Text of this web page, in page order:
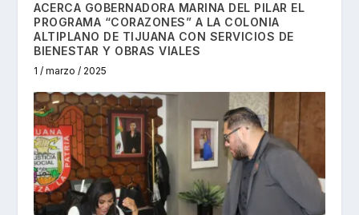
ACERCA GOBERNADORA MARINA DEL PILAR EL
PROGRAMA “CORAZONES” A LA COLONIA
ALTIPLANO DE TIJUANA CON SERVICIOS DE
BIENESTAR Y OBRAS VIALES
1 / marzo / 2025